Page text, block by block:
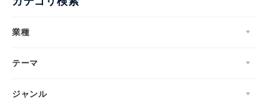
業種
テーマ
ジャンル